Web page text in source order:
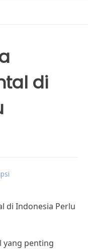
di
di Indonesia Perlu
yang penting